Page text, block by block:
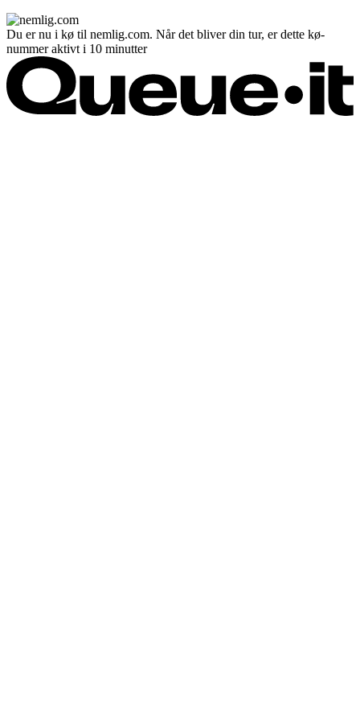
Du er nu i kø til nemlig.com. Når det bliver din tur, er dette kø-
nummer aktivt i 10 minutter